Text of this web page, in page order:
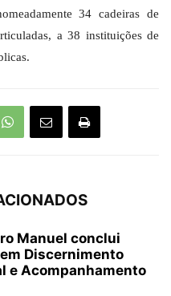
34 cadeiras de
a 38 instituições de
Manuel conclui
Discernimento
e Acompanhamento